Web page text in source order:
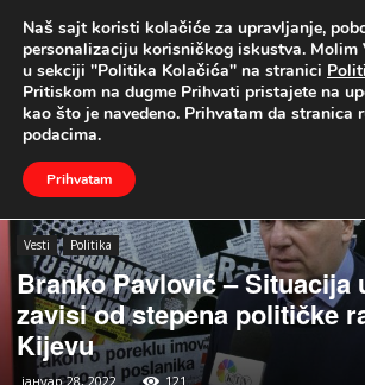
UŽIVO
Naslovna Vesti Politika
Vesti Politika
Branko Pavlović – Situacija
zavisi od stepena političke
Kijevu
јануар 28, 2022 121
Naš sajt koristi kolačiće za upravljanje,
personalizaciju korisničkog iskustva. Molim
u sekciji "Politika Kolačića" na stranici
Pritiskom na dugme Prihvati pristajete na
kao što je navedeno. Prihvatam da stranica
podacima.
Prihvatam